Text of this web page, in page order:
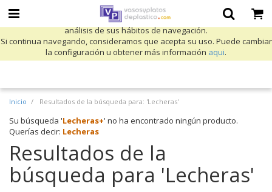
Utilizamos cookies propias y de terceros para mejorar nuestros servicios
y mostrarle publicidad relacionada con sus preferencias mediante el
análisis de sus hábitos de navegación.
Si continua navegando, consideramos que acepta su uso. Puede cambiar
la configuración u obtener más información aqui.
Inicio Resultados de la búsqueda para: 'Lecheras'
Su búsqueda 'Lecheras+' no ha encontrado ningún producto.
Querías decir: Lecheras
Resultados de la
búsqueda para 'Lecheras'